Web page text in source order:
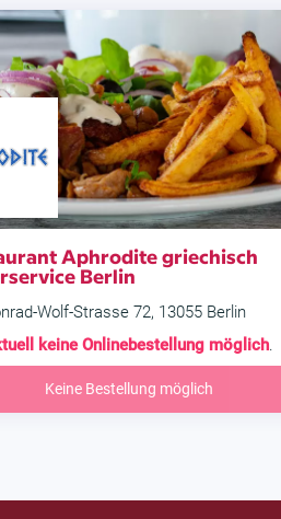
Aphrodite griechisch
Berlin
Wolf-Strasse 72, 13055 Berlin
keine Onlinebestellung möglich.
Keine Bestellung möglich